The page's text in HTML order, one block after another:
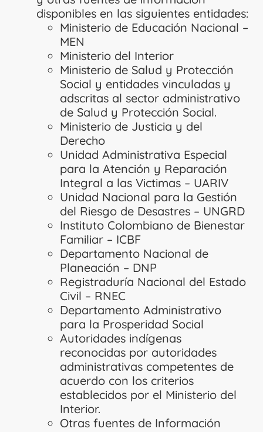
disponibles en las siguientes entidades:
Ministerio de Educación Nacional –
MEN
Ministerio del Interior
Ministerio de Salud y Protección
Social y entidades vinculadas y
adscritas al sector administrativo
de Salud y Protección Social.
Ministerio de Justicia y del
Derecho
Unidad Administrativa Especial
para la Atención y Reparación
Integral a las Victimas – UARIV
Unidad Nacional para la Gestión
del Riesgo de Desastres – UNGRD
Instituto Colombiano de Bienestar
Familiar – ICBF
Departamento Nacional de
Planeación – DNP
Registraduría Nacional del Estado
Civil – RNEC
Departamento Administrativo
para la Prosperidad Social
Autoridades indígenas
reconocidas por autoridades
administrativas competentes de
acuerdo con los criterios
establecidos por el Ministerio del
Interior.
Otras fuentes de Información